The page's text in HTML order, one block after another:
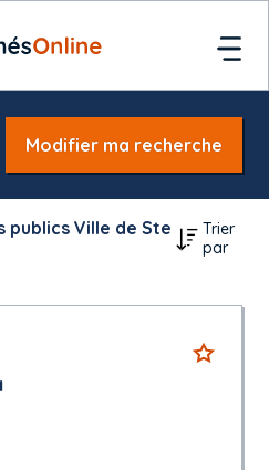
Modifier ma recherche
Ville de Ste
Trier
par